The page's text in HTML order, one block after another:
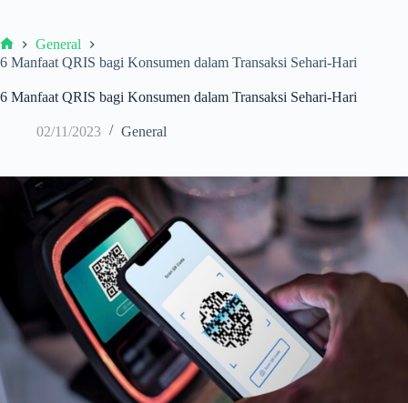
Beranda
General
6 Manfaat QRIS bagi Konsumen dalam Transaksi Sehari-Hari
6 Manfaat QRIS bagi Konsumen dalam Transaksi Sehari-Hari
02/11/2023 General